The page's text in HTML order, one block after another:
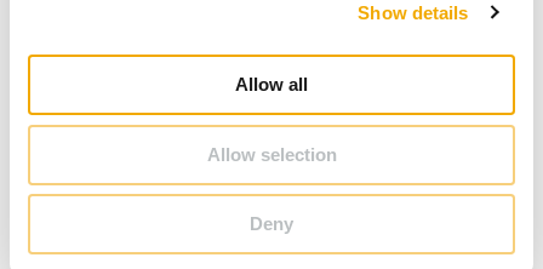
Show details
Allow all
Allow selection
Deny
Der Europäische Wald wächst